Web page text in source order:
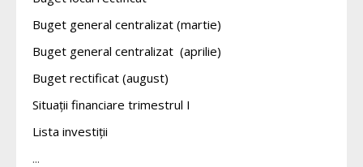
Buget general centralizat (martie)
Buget general centralizat (aprilie)
Buget rectificat (august)
Situații financiare trimestrul I
Lista investiții
...